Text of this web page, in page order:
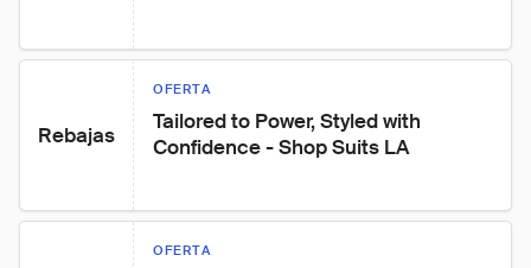
Rebajas
OFERTA
Tailored to Power, Styled with
Confidence - Shop Suits LA
OFERTA